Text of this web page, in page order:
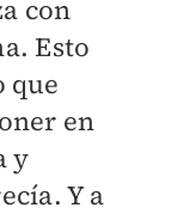
con
Esto
que
en
y
Y a